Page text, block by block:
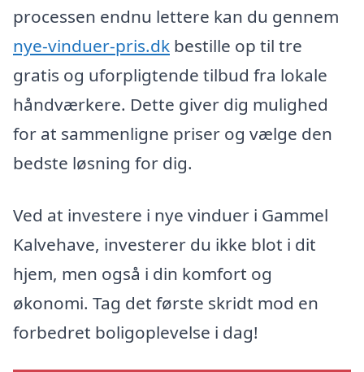
processen endnu lettere kan du gennem
nye-vinduer-pris.dk bestille op til tre
gratis og uforpligtende tilbud fra lokale
håndværkere. Dette giver dig mulighed
for at sammenligne priser og vælge den
bedste løsning for dig.
Ved at investere i nye vinduer i Gammel
Kalvehave, investerer du ikke blot i dit
hjem, men også i din komfort og
økonomi. Tag det første skridt mod en
forbedret boligoplevelse i dag!